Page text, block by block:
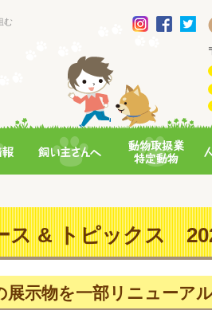
む
ス & トピックス
展示物を一部リニューア